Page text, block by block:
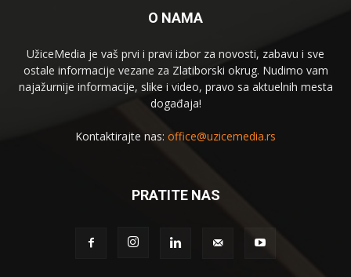
O NAMA
UžiceMedia je vaš prvi i pravi izbor za novosti, zabavu i sve
ostale informacije vezane za Zlatiborski okrug. Nudimo vam
najažurnije informacije, slike i video, pravo sa aktuelnih mesta
događaja!
Kontaktirajte nas: office@uzicemedia.rs
PRATITE NAS